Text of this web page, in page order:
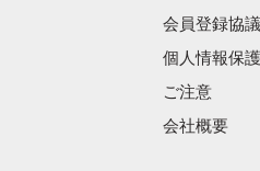
会員登録協
個人情報保
ご注意
会社概要